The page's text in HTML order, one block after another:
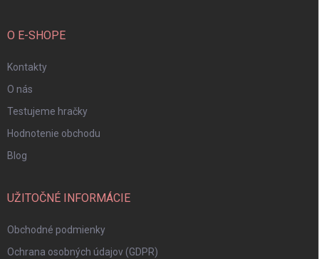
O E-SHOPE
Kontakty
O nás
Testujeme hračky
Hodnotenie obchodu
Blog
UŽITOČNÉ INFORMÁCIE
Obchodné podmienky
Ochrana osobných údajov (GDPR)